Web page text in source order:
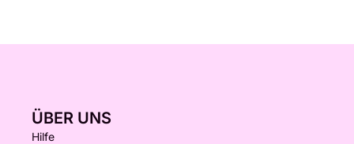
ÜBER UNS
Hilfe